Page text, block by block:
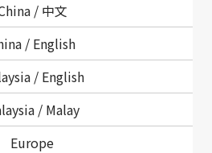
/ 中文
/ English
/ English
/ Malay
Europe
る法令の遵守、他者の知的財産
制度の設置による発明・創作活